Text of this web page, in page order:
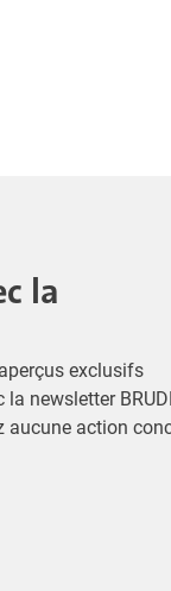
la
exclusifs
newsletter
aucune action